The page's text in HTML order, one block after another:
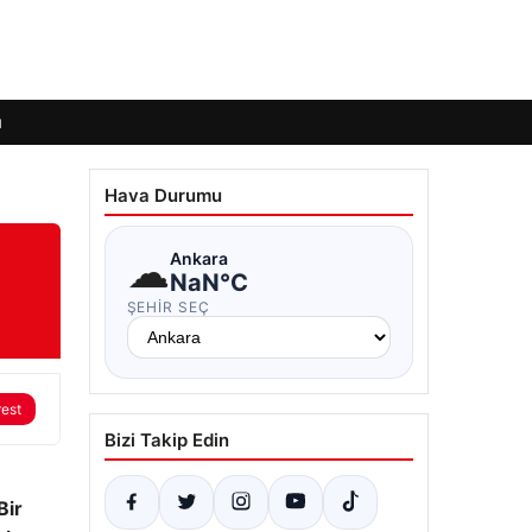
Hava Durumu
☁Ankara
NaN°C
ŞEHIR SEÇ
Bizi Takip Edin